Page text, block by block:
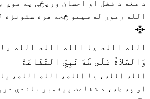
د هغه د فضل او احسان وريځې په موږ
الله زموږ له سیمو څخه هره ستونزه
الله الله يا الله الله الله
وَالصَّلاةُ عَلَى طَهَ نَبِيِّ الشَّفَاعَةْ
الله الله، یا الله، الله الله،
او په طه، د شفاعت پیغمبر باندې